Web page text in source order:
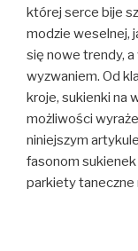
której serce bije
modzie weselnej,
się nowe trendy,
wyzwaniem. Od
kroje, sukienki na
możliwości
niniejszym
fasonom
parkiety taneczne